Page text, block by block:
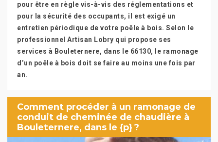
pour être en règle vis-à-vis des réglementations et
pour la sécurité des occupants, il est exigé un
entretien périodique de votre poêle à bois. Selon le
professionnel Artisan Lobry qui propose ses
services à Bouleternere, dans le 66130, le ramonage
d’un poêle à bois doit se faire au moins une fois par
an.
Comment procéder à un ramonage de
conduit de cheminée de chaudière à
Bouleternere, dans le {p} ?